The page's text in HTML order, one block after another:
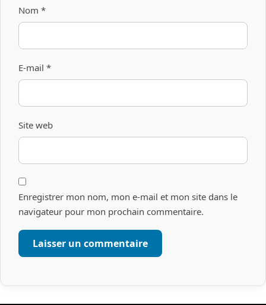
Nom *
E-mail *
Site web
Enregistrer mon nom, mon e-mail et mon site dans le
navigateur pour mon prochain commentaire.